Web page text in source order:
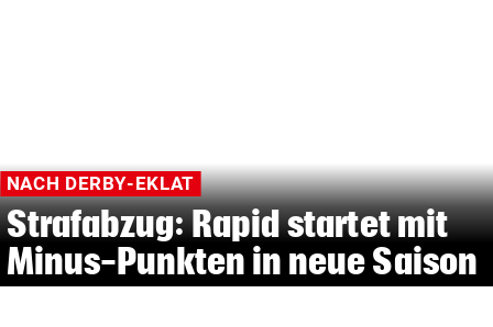
NACH DERBY-EKLAT
Strafabzug: Rapid startet mit
Minus-Punkten in neue Saison